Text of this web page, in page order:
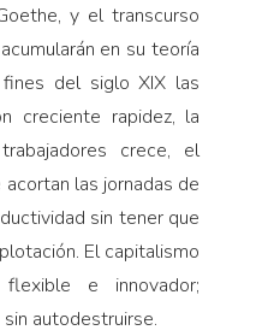
y el transcurso
en su teoría
del siglo XIX las
creciente rapidez, la
crece, el
las jornadas de
sin tener que
El capitalismo
e innovador;
autodestruirse.